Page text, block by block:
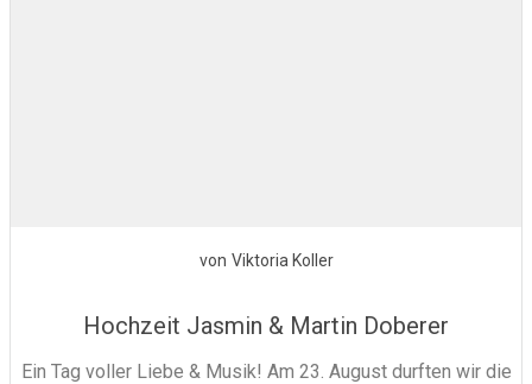
von Viktoria Koller
Hochzeit Jasmin & Martin Doberer
Ein Tag voller Liebe & Musik! Am 23. August durften wir die